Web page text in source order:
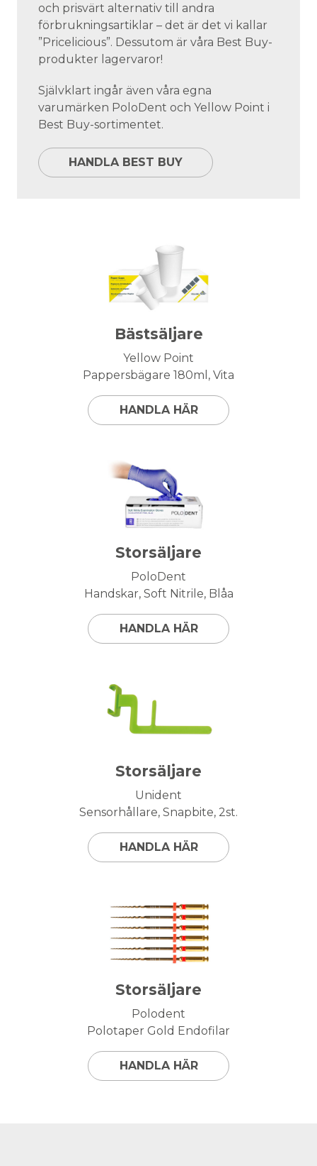
och prisvärt alternativ till andra
förbrukningsartiklar – det är det vi kallar
”Pricelicious”. Dessutom är våra Best Buy-
produkter lagervaror!
Självklart ingår även våra egna
varumärken PoloDent och Yellow Point i
Best Buy-sortimentet.
HANDLA BEST BUY
Bästsäljare
Yellow Point
Pappersbägare 180ml, Vita
HANDLA HÄR
Storsäljare
PoloDent
Handskar, Soft Nitrile, Blåa
HANDLA HÄR
Storsäljare
Unident
Sensorhållare, Snapbite, 2st.
HANDLA HÄR
Storsäljare
Polodent
Polotaper Gold Endofilar
HANDLA HÄR